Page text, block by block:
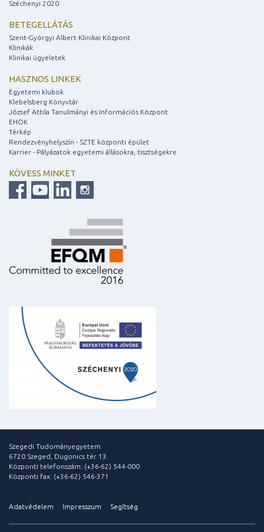
Széchenyi 2020
BETEGELLÁTÁS
Szent-Györgyi Albert Klinikai Központ
Klinikák
Klinikai ügyeletek
HASZNOS LINKEK
Egyetemi klubok
Klebelsberg Könyvtár
József Attila Tanulmányi és Információs Központ
EHÖK
Térkép
Rendezvényhelyszín - SZTE központi épület
Karrier - Pályázatok egyetemi állásokra, tisztségekre
KÖVESS MINKET
Szegedi Tudományegyetem
6720 Szeged, Dugonics tér 13.
Központi telefonszám: (+36-62) 544-000
Központi fax: (+36-62) 546-371
Adatvédelem Impresszum Segítség